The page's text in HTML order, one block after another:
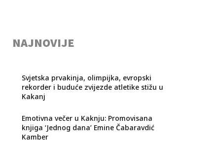
NAJNOVIJE
Svjetska prvakinja, olimpijka, evropski
rekorder i buduće zvijezde atletike stižu u
Kakanj
Emotivna večer u Kaknju: Promovisana
knjiga ‘Jednog dana’ Emine Čabaravdić
Kamber